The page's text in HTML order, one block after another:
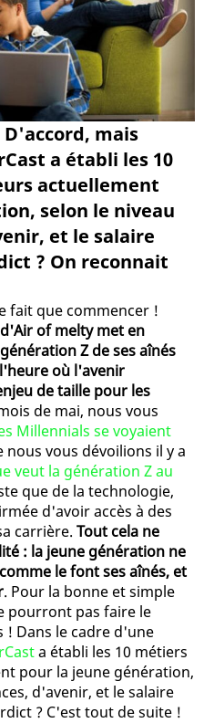
mais
a établi les 10
actuellement
selon le niveau
et le salaire
? On reconnait
fait que commencer !
of melty met en
Z de ses aînés
où l'avenir
de taille pour les
de mai, nous vous
Millennials se voyaient
nous vous dévoilions il y a
veut la génération Z au
que de la technologie,
d'avoir accès à des
carrière. Tout cela ne
: la jeune génération ne
le font ses aînés, et
. Pour la bonne et simple
pourront pas faire le
! Dans le cadre d'une
a établi les 10 métiers
pour la jeune génération,
d'avenir, et le salaire
? C'est tout de suite !